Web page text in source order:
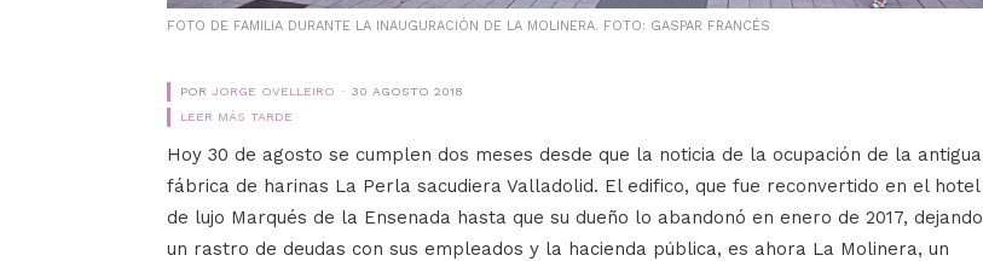
FOTO DE FAMILIA DURANTE LA INAUGURACIÓN DE LA MOLINERA. FOTO: GASPAR FRANCÉS
POR JORGE OVELLEIRO
30 AGOSTO 2018
LEER MÁS TARDE
Hoy 30 de agosto se cumplen dos meses desde que la noticia de la ocupación de la antigua
fábrica de harinas La Perla sacudiera Valladolid. El edifico, que fue reconvertido en el hotel
de lujo Marqués de la Ensenada hasta que su dueño lo abandonó en enero de 2017, dejando
un rastro de deudas con sus empleados y la hacienda pública, es ahora La Molinera, un